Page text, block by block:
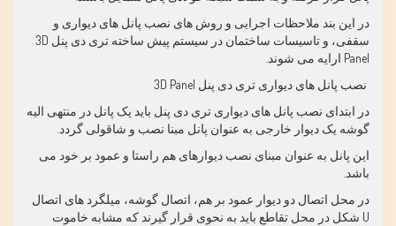
در این بند ملاحظات اجرایی و روش های نصب پانل های دیواری و
سقفی، و تاسیسات ساختمان در سیستم پیش ساخته تری دی پنل 3D
Panel ارایه می شوند.
نصب پانل های دیواری تری دی پنل 3D Panel
در ابتدای نصب پانل های دیواری تری دی پنل باید یک پانل در منتهی الیه
گوشه یک دیوار خارجی به عنوان پانل مبنا نصب و شاقولی گردد.
این پانل به عنوان مبنای نصب دیوارهای هم راستا و عمود بر خود می
باشد.
در محل اتصال دو دیوار عمود بر هم، اتصال گوشه، میلگرد های اتصال
U شکل در محل تقاطع باید به نحوی قرار گیرند که مشابه خاموت